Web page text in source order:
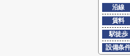
沿線
賃料
駅徒歩
設備条